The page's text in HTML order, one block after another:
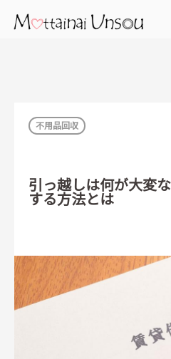
不用品回収
引っ越しは何が大変
する方法とは